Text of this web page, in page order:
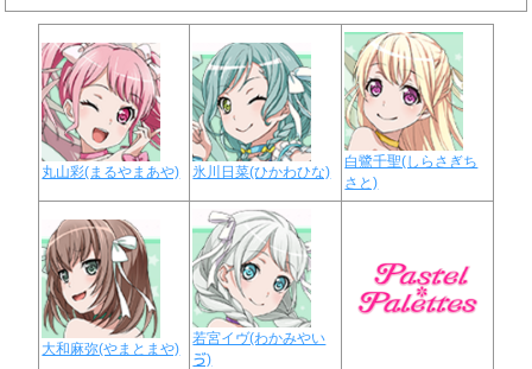
丸山彩(まるやまあや) 氷川日菜(ひかわひな)
白鷺千聖(しらさぎち
さと)
大和麻弥(やまとまや)
若宮イヴ(わかみやい
ゔ)